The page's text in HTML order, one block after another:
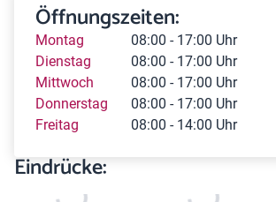
Öffnungszeiten:
Montag
08:00 - 17:00 Uhr
Dienstag
08:00 - 17:00 Uhr
Mittwoch
08:00 - 17:00 Uhr
Donnerstag
08:00 - 17:00 Uhr
Freitag
08:00 - 14:00 Uhr
Eindrücke: